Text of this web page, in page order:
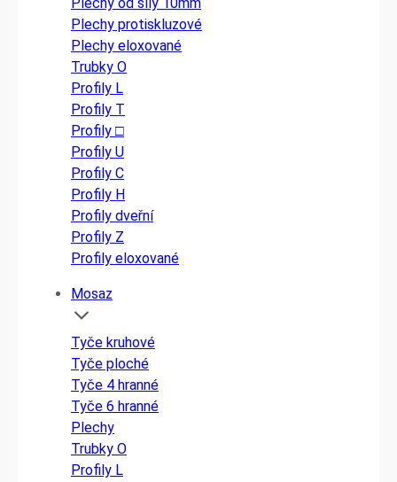
Plechy protiskluzové
Plechy eloxované
Trubky O
Profily L
Profily T
Profily □
Profily U
Profily C
Profily H
Profily dveřní
Profily Z
Profily eloxované
Mosaz
Tyče kruhové
Tyče ploché
Tyče 4 hranné
Tyče 6 hranné
Plechy
Trubky O
Profily L